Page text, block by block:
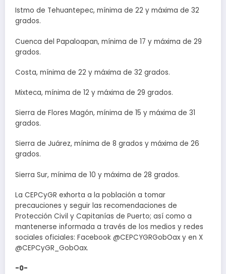
Istmo de Tehuantepec, mínima de 22 y máxima de 32
grados.
Cuenca del Papaloapan, mínima de 17 y máxima de 29
grados.
Costa, mínima de 22 y máxima de 32 grados.
Mixteca, mínima de 12 y máxima de 29 grados.
Sierra de Flores Magón, mínima de 15 y máxima de 31
grados.
Sierra de Juárez, mínima de 8 grados y máxima de 26
grados.
Sierra Sur, mínima de 10 y máxima de 28 grados.
La CEPCyGR exhorta a la población a tomar
precauciones y seguir las recomendaciones de
Protección Civil y Capitanías de Puerto; así como a
mantenerse informada a través de los medios y redes
sociales oficiales: Facebook @CEPCYGRGobOax y en X
@CEPCyGR_GobOax.
-0-